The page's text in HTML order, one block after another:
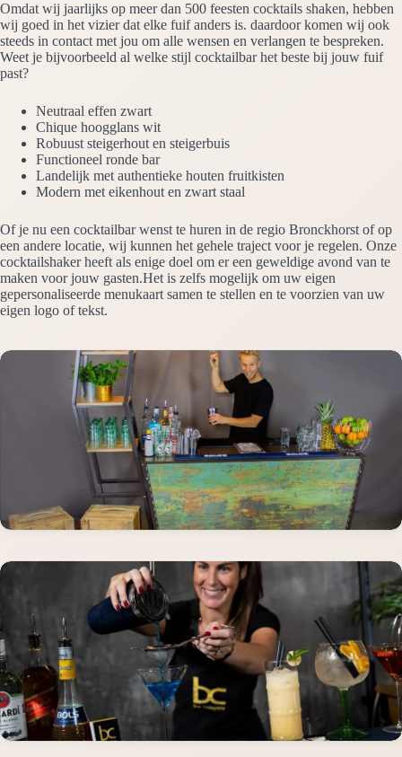
Omdat wij jaarlijks op meer dan 500 feesten cocktails shaken, hebben
wij goed in het vizier dat elke fuif anders is. daardoor komen wij ook
steeds in contact met jou om alle wensen en verlangen te bespreken.
Weet je bijvoorbeeld al welke stijl cocktailbar het beste bij jouw fuif
past?
Neutraal effen zwart
Chique hoogglans wit
Robuust steigerhout en steigerbuis
Functioneel ronde bar
Landelijk met authentieke houten fruitkisten
Modern met eikenhout en zwart staal
Of je nu een cocktailbar wenst te huren in de regio Bronckhorst of op
een andere locatie, wij kunnen het gehele traject voor je regelen. Onze
cocktailshaker heeft als enige doel om er een geweldige avond van te
maken voor jouw gasten.Het is zelfs mogelijk om uw eigen
gepersonaliseerde menukaart samen te stellen en te voorzien van uw
eigen logo of tekst.